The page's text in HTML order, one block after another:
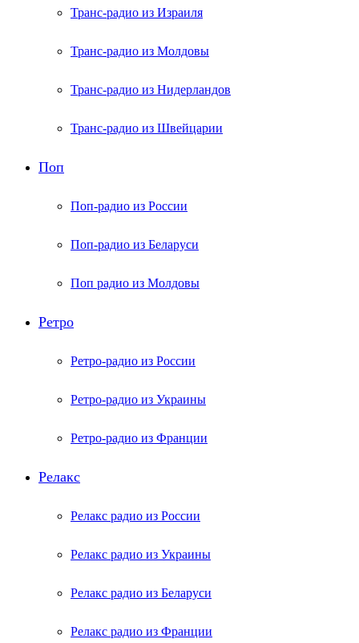
Транс-радио из Израиля
Транс-радио из Молдовы
Транс-радио из Нидерландов
Транс-радио из Швейцарии
Поп
Поп-радио из России
Поп-радио из Беларуси
Поп радио из Молдовы
Ретро
Ретро-радио из России
Ретро-радио из Украины
Ретро-радио из Франции
Релакс
Релакс радио из России
Релакс радио из Украины
Релакс радио из Беларуси
Релакс радио из Франции